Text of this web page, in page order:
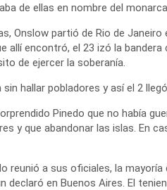
de ellas en nombre del
Onslow partió de Rio de
allí encontró, el 23 izó la
de ejercer la soberanía.
hallar pobladores y así el 2
Pinedo que no había
y que abandonar las islas. En
reunió a sus oficiales, la
declaró en Buenos Aires. El